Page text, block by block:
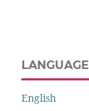
LANGUAGE
English